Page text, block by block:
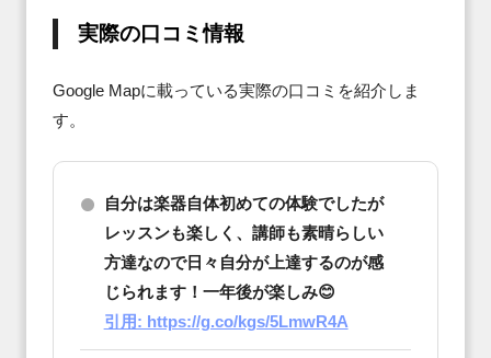
実際の口コミ情報
Google Mapに載っている実際の口コミを紹介しま
す。
自分は楽器自体初めての体験でしたが
レッスンも楽しく、講師も素晴らしい
方達なので日々自分が上達するのが感
じられます！一年後が楽しみ😊
引用: https://g.co/kgs/5LmwR4A